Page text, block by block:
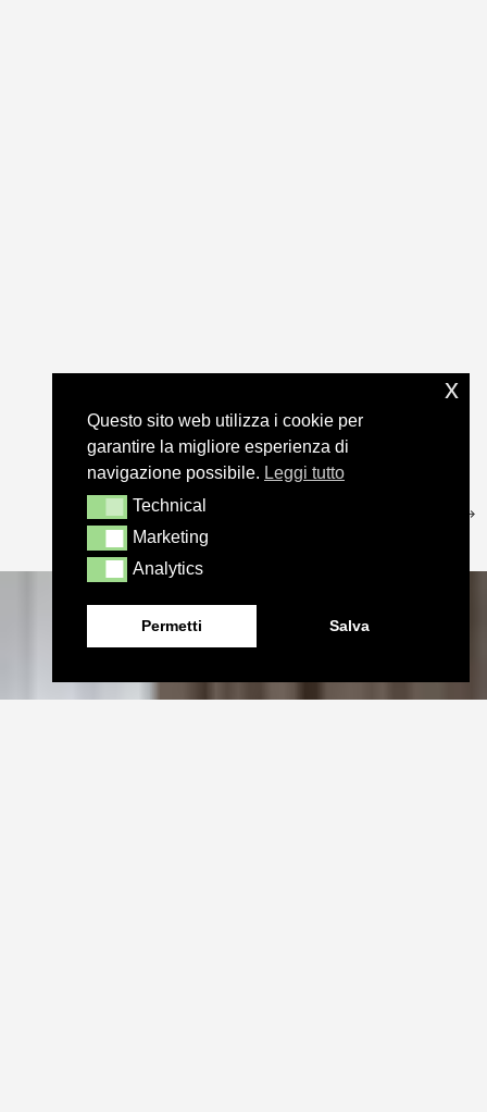
Questo sito web utilizza i cookie per
garantire la migliore esperienza di
navigazione possibile. Leggi tutto
TechnicalTechnical
MarketingMarketing
AnalyticsAnalytics
Permetti Salva
x